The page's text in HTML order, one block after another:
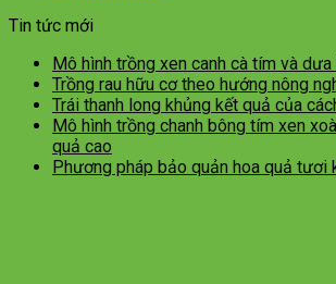
Tin tức mới
Mô hình trồng xen canh cà tím và dưa
Trồng rau hữu cơ theo hướng nông
Trái thanh long khủng kết quả của
Mô hình trồng chanh bông tím xen
quả cao
Phương pháp bảo quản hoa quả tươi